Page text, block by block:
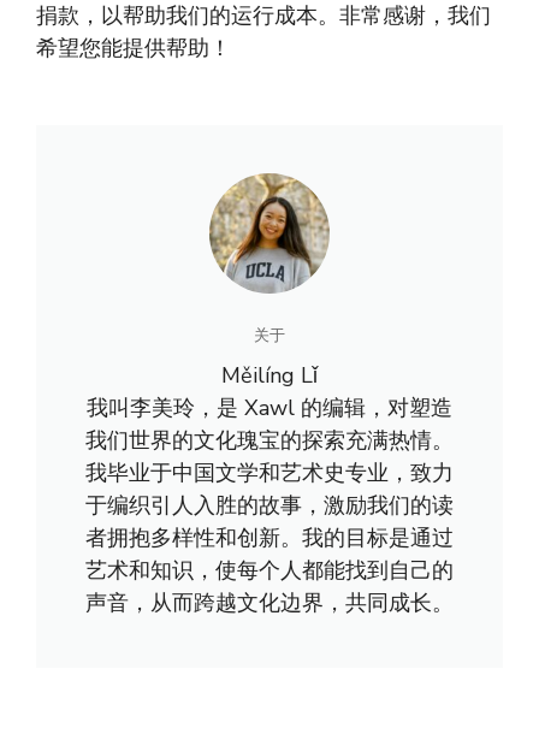
捐款，以帮助我们的运行成本。非常感谢，我们
希望您能提供帮助！
关于
Měilíng Lǐ
我叫李美玲，是 Xawl 的编辑，对塑造
我们世界的文化瑰宝的探索充满热情。
我毕业于中国文学和艺术史专业，致力
于编织引人入胜的故事，激励我们的读
者拥抱多样性和创新。我的目标是通过
艺术和知识，使每个人都能找到自己的
声音，从而跨越文化边界，共同成长。